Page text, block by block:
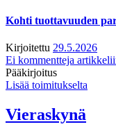
Kohti tuottavuuden
Kirjoitettu 29.5.2026
Ei kommentteja
Pääkirjoitus
Lisää toimitukselta
Vieraskynä